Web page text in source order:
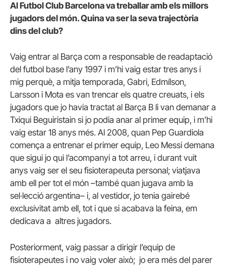
Al Futbol Club Barcelona va treballar amb els millors
jugadors del món. Quina va ser la seva trajectòria
dins del club?
Vaig entrar al Barça com a responsable de readaptació
del futbol base l’any 1997 i m’hi vaig estar tres anys i
mig perquè, a mitja temporada, Gabri, Edmílson,
Larsson i Mota es van trencar els quatre creuats, i els
jugadors que jo havia tractat al Barça B li van demanar a
Txiqui Beguiristain si jo podia anar al primer equip, i m’hi
vaig estar 18 anys més. Al 2008, quan Pep Guardiola
comença a entrenar el primer equip, Leo Messi demana
que sigui jo qui l’acompanyi a tot arreu, i durant vuit
anys vaig ser el seu fisioterapeuta personal; viatjava
amb ell per tot el món –també quan jugava amb la
sel·lecció argentina– i, al vestidor, jo tenia gairebé
exclusivitat amb ell, tot i que si acabava la feina, em
dedicava a altres jugadors.
Posteriorment, vaig passar a dirigir l’equip de
fisioterapeutes i no vaig voler això; jo era més del parer